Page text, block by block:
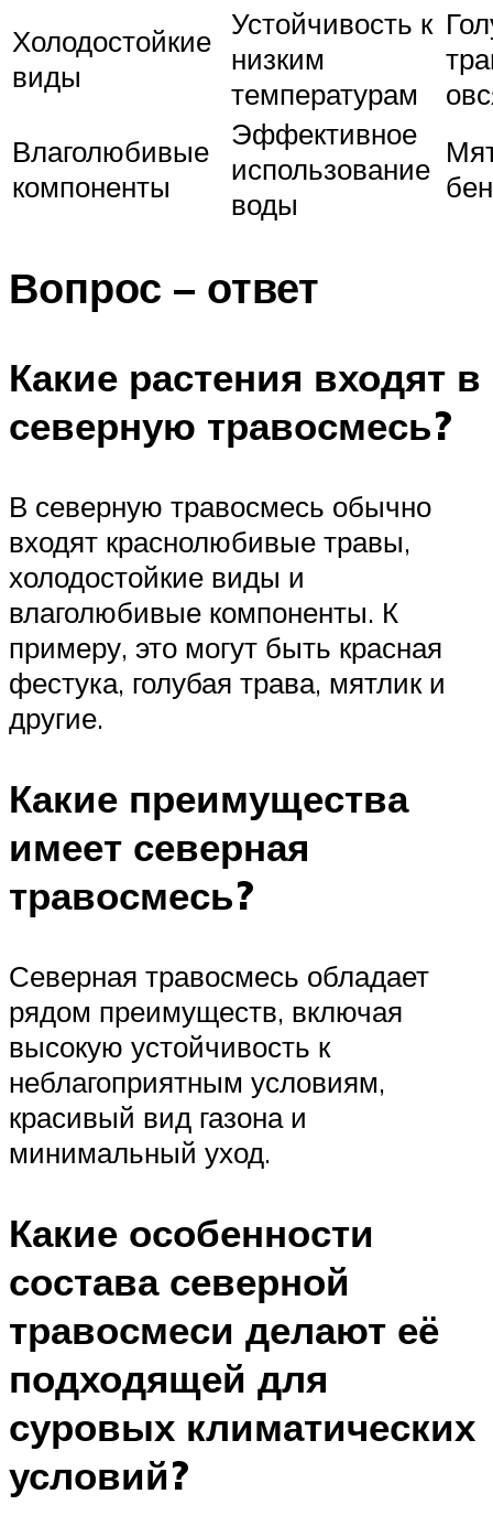
Холодостойкие
виды
Устойчивость к
низким
температурам
Влаголюбивые
компоненты
Эффективное
использование
воды
Вопрос – ответ
Какие растения входят в
северную травосмесь?
В северную травосмесь обычно
входят краснолюбивые травы,
холодостойкие виды и
влаголюбивые компоненты. К
примеру, это могут быть красная
фестука, голубая трава, мятлик и
другие.
Какие преимущества
имеет северная
травосмесь?
Северная травосмесь обладает
рядом преимуществ, включая
высокую устойчивость к
неблагоприятным условиям,
красивый вид газона и
минимальный уход.
Какие особенности
состава северной
травосмеси делают её
подходящей для
суровых климатических
условий?